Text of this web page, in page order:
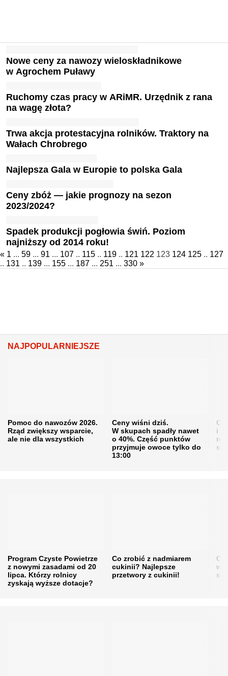
Nowe ceny za nawozy wieloskładnikowe
w Agrochem Puławy
Ruchomy czas pracy w ARiMR. Urzędnik z rana
na wagę złota?
Trwa akcja protestacyjna rolników. Traktory na
Wałach Chrobrego
Najlepsza Gala w Europie to polska Gala
Ceny zbóż — jakie prognozy na sezon
2023/2024?
Spadek produkcji pogłowia świń. Poziom
najniższy od 2014 roku!
« 1 ... 59 ... 91 ... 107 .. 115 .. 119 .. 121 122 123 124 125 .. 127
.. 131 .. 139 ... 155 ... 187 ... 251 ... 330 »
NAJPOPULARNIEJSZE
Pomoc do nawozów 2026.
Rząd zwiększy wsparcie,
ale nie dla wszystkich
Ceny wiśni dziś.
W skupach spadły nawet
o 40%. Część punktów
przyjmuje owoce tylko do
13:00
i
Program Czyste Powietrze
z nowymi zasadami od 20
lipca. Którzy rolnicy
zyskają wyższe dotacje?
Co zrobić z nadmiarem
cukinii? Najlepsze
przetwory z cukinii!
w